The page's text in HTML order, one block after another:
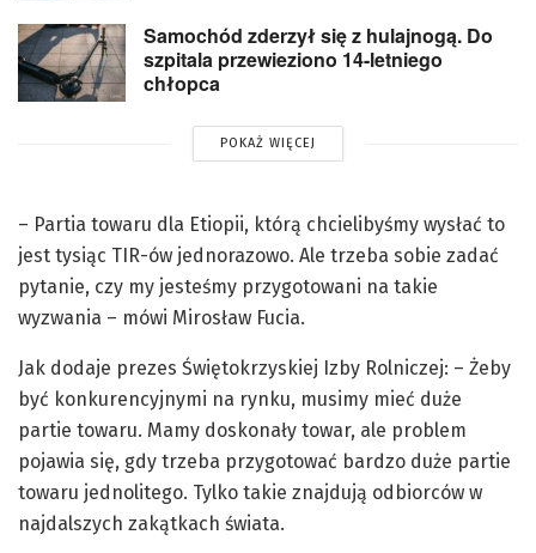
Samochód zderzył się z hulajnogą. Do
szpitala przewieziono 14-letniego
chłopca
POKAŻ WIĘCEJ
– Partia towaru dla Etiopii, którą chcielibyśmy wysłać to
jest tysiąc TIR-ów jednorazowo. Ale trzeba sobie zadać
pytanie, czy my jesteśmy przygotowani na takie
wyzwania – mówi Mirosław Fucia.
Jak dodaje prezes Świętokrzyskiej Izby Rolniczej: – Żeby
być konkurencyjnymi na rynku, musimy mieć duże
partie towaru. Mamy doskonały towar, ale problem
pojawia się, gdy trzeba przygotować bardzo duże partie
towaru jednolitego. Tylko takie znajdują odbiorców w
najdalszych zakątkach świata.